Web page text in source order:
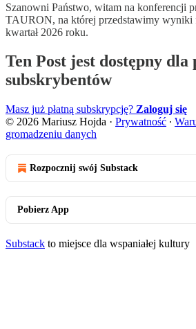
Szanowni Państwo, witam na konferencji
TAURON, na której przedstawimy wyniki
kwartał 2026 roku.
Ten Post jest dostępny dla
subskrybentów
Masz już płatną subskrypcję? Zaloguj się
© 2026 Mariusz Hojda · Prywatność ∙
gromadzeniu danych
Rozpocznij swój Substack
Pobierz App
Substack to miejsce dla wspaniałej kultury